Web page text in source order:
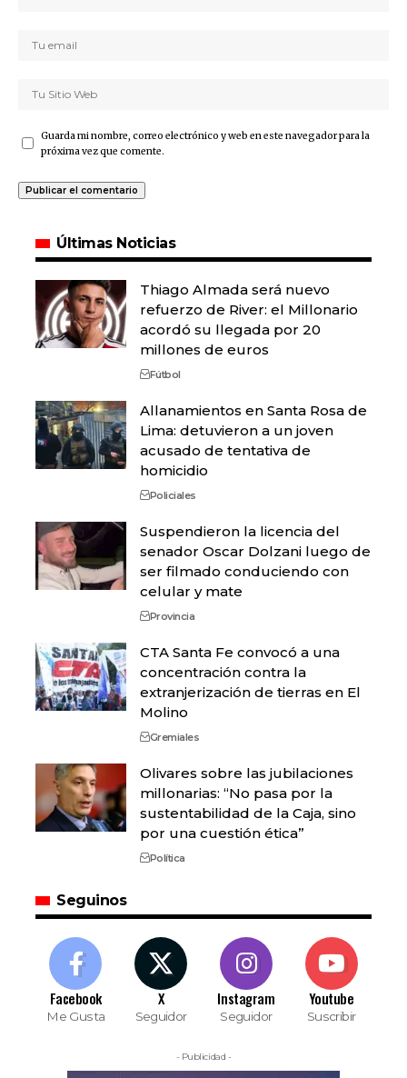
Guarda mi nombre, correo electrónico y web en este navegador para la
próxima vez que comente.
Últimas Noticias
Thiago Almada será nuevo
refuerzo de River: el Millonario
acordó su llegada por 20
millones de euros
Fútbol
Allanamientos en Santa Rosa de
Lima: detuvieron a un joven
acusado de tentativa de
homicidio
Policiales
Suspendieron la licencia del
senador Oscar Dolzani luego de
ser filmado conduciendo con
celular y mate
Provincia
CTA Santa Fe convocó a una
concentración contra la
extranjerización de tierras en El
Molino
Gremiales
Olivares sobre las jubilaciones
millonarias: “No pasa por la
sustentabilidad de la Caja, sino
por una cuestión ética”
Política
Seguinos
Facebook
Me Gusta
X
Seguidor
Instagram
Seguidor
Youtube
Suscribir
- Publicidad -